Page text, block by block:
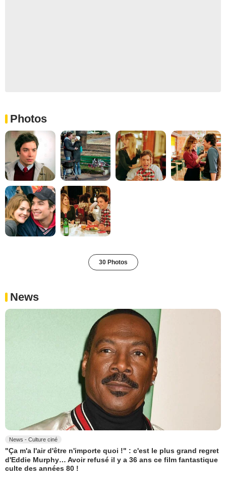
Photos
30 Photos
News
News - Culture ciné
"Ça m'a l'air d'être n'importe quoi !" : c'est le plus grand regret
d'Eddie Murphy… Avoir refusé il y a 36 ans ce film fantastique
culte des années 80 !